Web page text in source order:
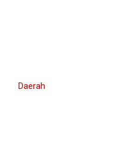
Daerah